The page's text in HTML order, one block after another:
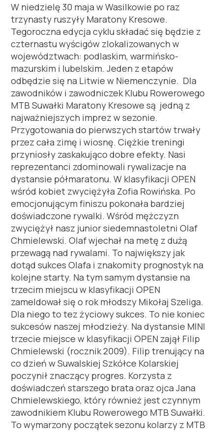
W niedzielę 30 maja w Wasilkowie po raz
trzynasty ruszyły Maratony Kresowe.
Tegoroczna edycja cyklu składać się będzie z
czternastu wyścigów zlokalizowanych w
województwach: podlaskim, warmińsko-
mazurskim i lubelskim. Jeden z etapów
odbędzie się na Litwie w Niemenczynie. Dla
zawodników i zawodniczek Klubu Rowerowego
MTB Suwałki Maratony Kresowe są jedną z
najważniejszych imprez w sezonie.
Przygotowania do pierwszych startów trwały
przez cała zimę i wiosnę. Ciężkie treningi
przyniosły zaskakująco dobre efekty. Nasi
reprezentanci zdominowali rywalizacje na
dystansie półmaratonu. W klasyfikacji OPEN
wśród kobiet zwyciężyła Zofia Rowińska. Po
emocjonującym finiszu pokonała bardziej
doświadczone rywalki. Wśród mężczyzn
zwyciężył nasz junior siedemnastoletni Olaf
Chmielewski. Olaf wjechał na metę z dużą
przewagą nad rywalami. To największy jak
dotąd sukces Olafa i znakomity prognostyk na
kolejne starty. Na tym samym dystansie na
trzecim miejscu w klasyfikacji OPEN
zameldował się o rok młodszy Mikołaj Szeliga.
Dla niego to tez życiowy sukces. To nie koniec
sukcesów naszej młodzieży. Na dystansie MINI
trzecie miejsce w klasyfikacji OPEN zajął Filip
Chmielewski (rocznik 2009). Filip trenujący na
co dzień w Suwalskiej Szkółce Kolarskiej
poczynił znaczący progres. Korzysta z
doświadczeń starszego brata oraz ojca Jana
Chmielewskiego, który również jest czynnym
zawodnikiem Klubu Rowerowego MTB Suwałki.
To wymarzony początek sezonu kolarzy z MTB